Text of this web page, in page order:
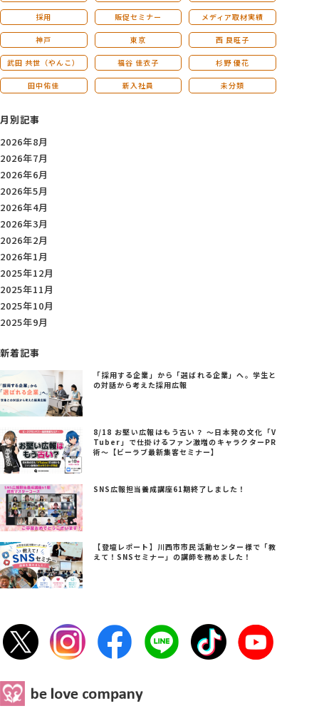
採用 販促セミナー メディア取材実績
神戸 東京 西 良旺子
武田 共世（やんこ） 福谷 佳衣子 杉野 優花
田中佑佳 新入社員 未分類
月別記事
2026年8月
2026年7月
2026年6月
2026年5月
2026年4月
2026年3月
2026年2月
2026年1月
2025年12月
2025年11月
2025年10月
2025年9月
新着記事
「採用する企業」から「選ばれる企業」へ。学生と
の対話から考えた採用広報
8/18 お堅い広報はもう古い？ ～日本発の文化「V
Tuber」で仕掛けるファン激増のキャラクターPR
術～【ビーラブ最新集客セミナー】
SNS広報担当養成講座61期終了しました！
【登壇レポート】川西市市民活動センター様で「教
えて！SNSセミナー」の講師を務めました！